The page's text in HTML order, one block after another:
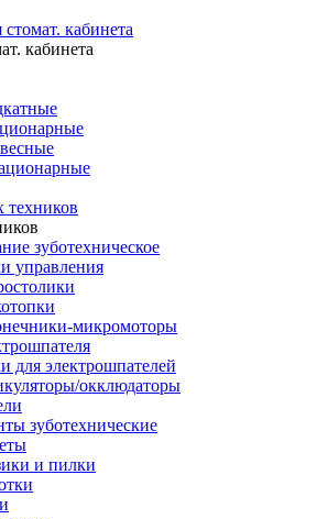
кабинета
кабинета
техников
зуботехническое
управления
микромоторы
для электрошпателей
окклюдаторы
зуботехнические
и пилки